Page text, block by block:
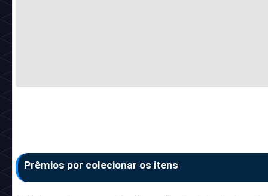
Prêmios por colecionar os itens